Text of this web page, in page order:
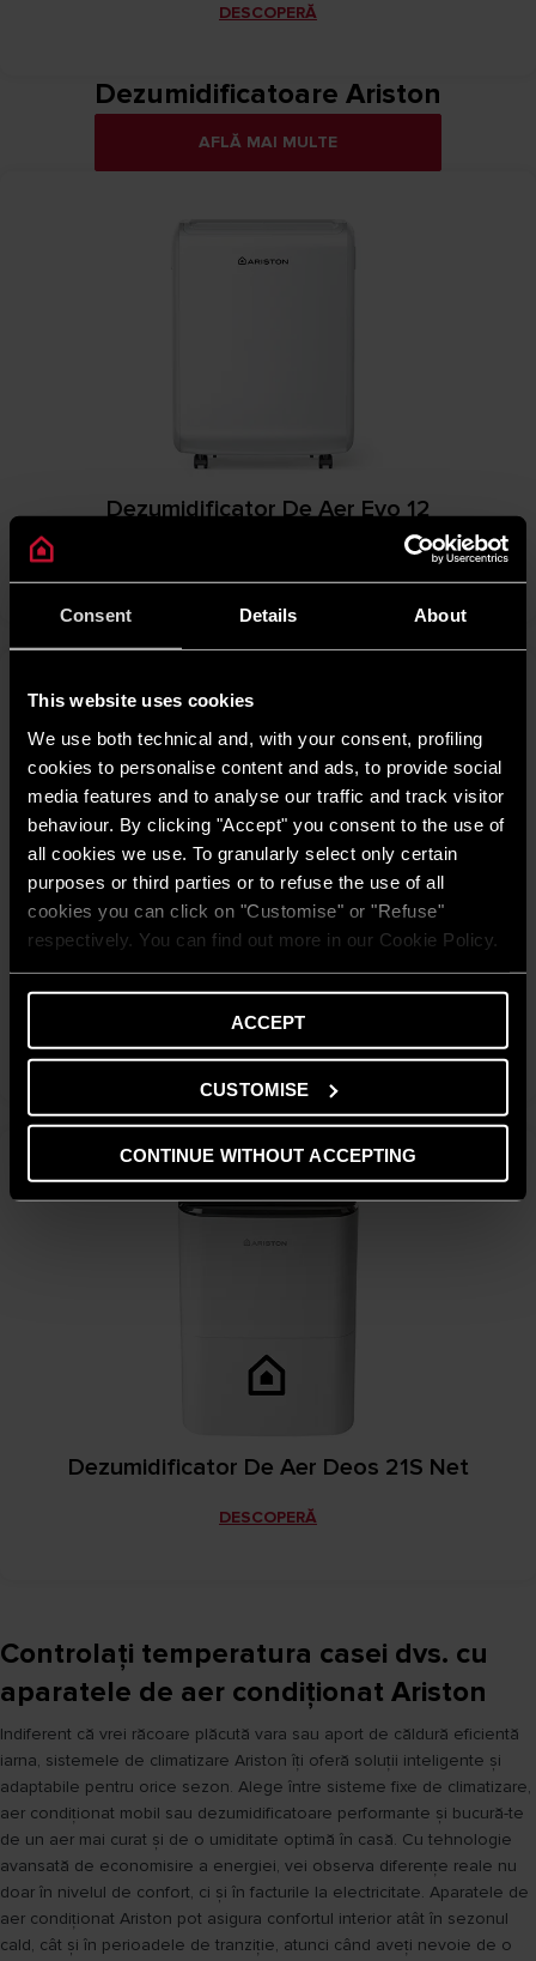
Consent Details About
This website uses cookies
We use both technical and, with your consent, profiling
cookies to personalise content and ads, to provide social
media features and to analyse our traffic and track visitor
behaviour. By clicking "Accept" you consent to the use of
all cookies we use. To granularly select only certain
purposes or third parties or to refuse the use of all
cookies you can click on "Customise" or "Refuse"
respectively. You can find out more in our Cookie Policy.
ACCEPT
CUSTOMISE
CONTINUE WITHOUT ACCEPTING
DESCOPERĂ
Dezumidificatoare Ariston
AFLĂ MAI MULTE
Dezumidificator De Aer Evo 12
Dezumidificator De Aer Deos 16S Net
Dezumidificator De Aer Deos 21S Net
DESCOPERĂ
Controlați temperatura casei dvs. cu
aparatele de aer condiționat Ariston
Indiferent că vrei răcoare plăcută vara sau aport de căldură eficientă
iarna, sistemele de climatizare Ariston îți oferă soluții inteligente și
adaptabile pentru orice sezon. Alege între sisteme fixe de climatizare,
aer condiționat mobil sau dezumidificatoare performante și bucură-te
de un aer mai curat și de o umiditate optimă în casă. Cu tehnologie
avansată de economisire a energiei, vei observa diferențe reale nu
doar în nivelul de confort, ci și în facturile la electricitate. Aparatele de
aer condiționat Ariston pot asigura confortul interior atât în sezonul
cald, cât și în perioadele de tranziție, atunci când aveți nevoie de o